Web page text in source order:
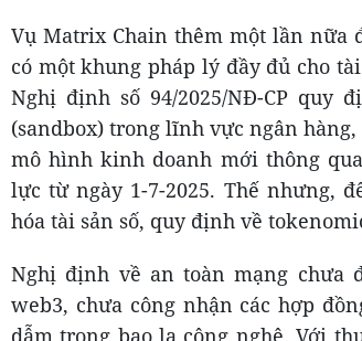
Vụ Matrix Chain thêm một lần nữa
có một khung pháp lý đầy đủ cho
Nghị định số 94/2025/NĐ-CP quy
(sandbox) trong lĩnh vực ngân
mô hình kinh doanh mới thông
lực từ ngày 1-7-2025. Thế nhưng,
hóa tài sản số, quy định về
Nghị định về an toàn mạng chưa
web3, chưa công nhận các hợp
dẫm trong bao la công nghệ. Với